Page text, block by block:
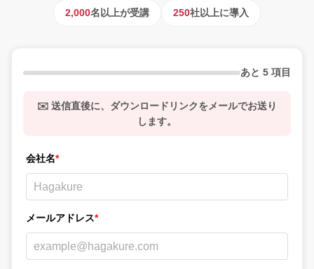
2,000名以上が受講 250社以上に導入
あと 5 項目
✉️ 送信直後に、ダウンロードリンクをメールでお送り
します。
会社名*
メールアドレス*